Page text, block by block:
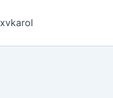
xvkarol